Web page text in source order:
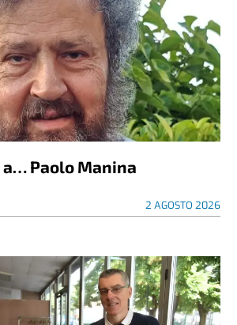
a… Paolo Manina
2 AGOSTO 2026